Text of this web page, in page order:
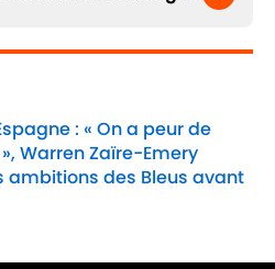
: « On a peur de
Warren Zaïre-Emery
ambitions des Bleus avant
on Invalid Date